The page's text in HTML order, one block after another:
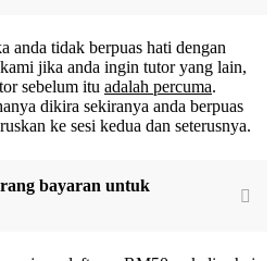
anda tidak berpuas hati dengan
jika anda ingin tutor yang lain,
sebelum itu adalah percuma.
dikira sekiranya anda berpuas
ke sesi kedua dan seterusnya.
bayaran untuk